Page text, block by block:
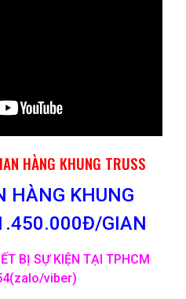
HÀNG KHUNG TRUSS
HÀNG KHUNG
GIAN
BỊ SỰ KIỆN TẠI TPHCM
viber)